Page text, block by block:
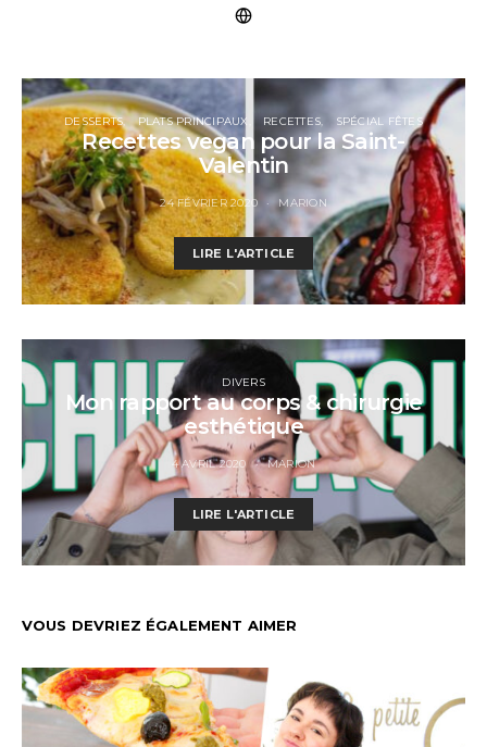
DESSERTS PLATS PRINCIPAUX RECETTES SPÉCIAL FÊTES
Recettes vegan pour la Saint-
Valentin
24 FÉVRIER 2020 MARION
LIRE L'ARTICLE
DIVERS
Mon rapport au corps & chirurgie
esthétique
4 AVRIL 2020 MARION
LIRE L'ARTICLE
VOUS DEVRIEZ ÉGALEMENT AIMER